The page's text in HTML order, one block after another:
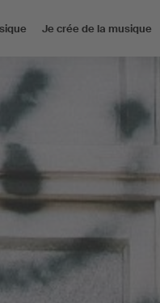
Je crée de la musique